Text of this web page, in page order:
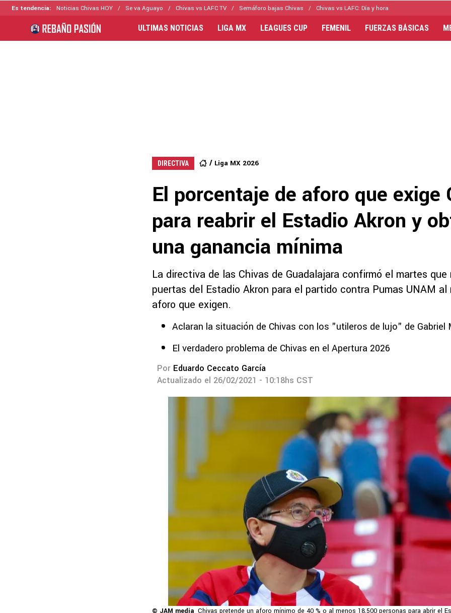
Es tendencia: Noticias Chivas HOY Se va Aguayo Chivas vs LAFC TV Semáforo bajas Chivas Chivas vs LAFC: Día y hora
ULTIMAS NOTICIAS LIGA MX LEAGUES CUP FEMENIL FUERZAS BÁSICAS
DIRECTIVA Liga MX 2026
El porcentaje de aforo que exige
para reabrir el Estadio Akron y
una ganancia mínima
La directiva de las Chivas de Guadalajara confirmó el martes que
puertas del Estadio Akron para el partido contra Pumas UNAM al
aforo que exigen.
Aclaran la situación de Chivas con los "utileros de lujo" de Gabriel
El verdadero problema de Chivas en el Apertura 2026
Por Eduardo Ceccato García
Actualizado el 26/02/2021 - 10:18hs CST
© JAM media Chivas pretende un aforo mínimo de 40 % o al menos 18.500 personas para abrir el